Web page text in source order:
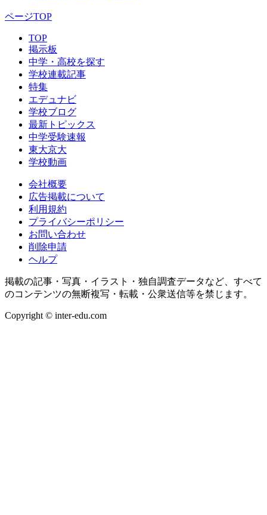
ページTOP
TOP
掲示板
中学・高校を探す
学校連載記事
特集
エデュナビ
学校ブログ
最新トピックス
中学受験速報
東大京大
学校動画
会社概要
広告掲載について
利用規約
プライバシーポリシー
お問い合わせ
削除申請
ヘルプ
掲載の記事・写真・イラスト・独自調査データなど、すべて
のコンテンツの無断複写・転載・公衆送信等を禁じます。
Copyright © inter-edu.com